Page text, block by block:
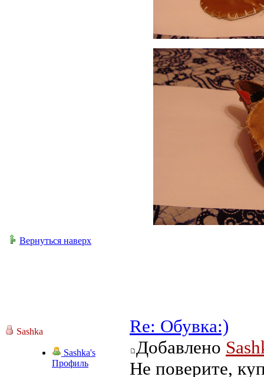
Вернуться наверх
Sashka
Sashka's
Профиль
Re: Обувка:)
Добавлено
Не поверите,